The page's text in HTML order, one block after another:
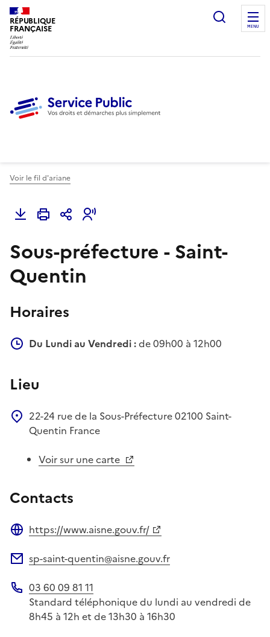
RÉPUBLIQUE
FRANÇAISE
Ouvrir
MENU
Voir le fil d'ariane
Sous-préfecture - Saint-
Quentin
Horaires
Du Lundi au Vendredi :de 09h00 à 12h00
Lieu
22-24 rue de la Sous-Préfecture02100 Saint-
Quentin France
Voir sur une carte
Contacts
https://www.aisne.gouv.fr/
sp-saint-quentin@aisne.gouv.fr
Téléphone
03 60 09 81 11
Standard téléphonique du lundi au vendredi de
8h45 à 12h et de 13h30 à 16h30